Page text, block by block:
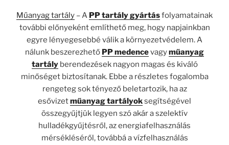
Műanyag tartály – A PP tartály gyártásfolyamatainak
további előnyeként említhető meg, hogy napjainkban
egyre lényegesebbé válik a környezetvédelem. A
nálunk beszerezhető PP medencevagyműanyag
tartályberendezések nagyon magas és kiváló
minőséget biztosítanak. Ebbe a részletes fogalomba
rengeteg sok tényező beletartozik, ha az
esővizetműanyag tartályoksegítségével
összegyűjtjük legyen szó akár a szelektív
hulladékgyűjtésről, az energiafelhasználás
mérsékléséről, továbbá a vízfelhasználás